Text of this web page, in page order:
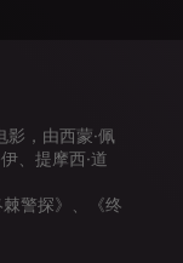
影，由西蒙·佩
、提摩西·道
警探》、《终